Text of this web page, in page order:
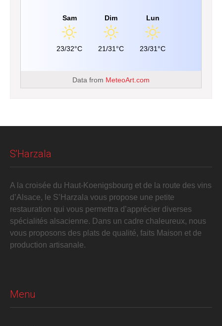
Sam
23/32°C
Dim
21/31°C
Lun
23/31°C
Data from MeteoArt.com
S'Harzala
A la croisée du Haut-Koenigsbourg et de la route des vins
d’Alsace, le S’Harzala vous propose une petite
restauration qui vous permettra d’apprécier diverses
spécialités alsacienne. Dans un cadre chaleureux, nous
vous proposons des plats de qualité, faits Maison et de
production artisanale.
Menu